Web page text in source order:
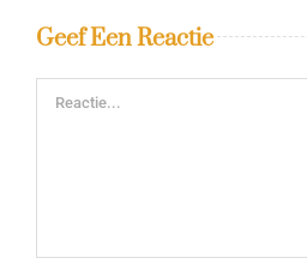
Geef Een Reactie
Reactie